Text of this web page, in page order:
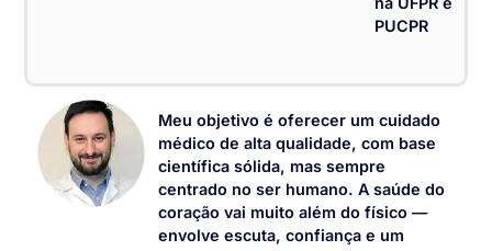
PUCPR
Meu objetivo é oferecer um cuidado
médico de alta qualidade, com base
científica sólida, mas sempre
centrado no ser humano. A saúde do
coração vai muito além do físico —
envolve escuta, confiança e um